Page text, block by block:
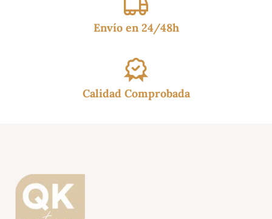
Envío en 24/48h
Calidad Comprobada